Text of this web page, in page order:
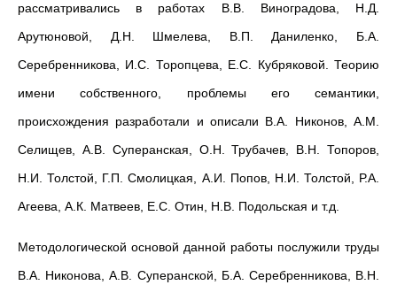
рассматривались в работах В.В. Виноградова, Н.Д.
Арутюновой, Д.Н. Шмелева, В.П. Даниленко, Б.А.
Серебренникова, И.С. Торопцева, Е.С. Кубряковой. Теорию
имени собственного, проблемы его семантики,
происхождения разработали и описали В.А. Никонов, А.М.
Селищев, А.В. Суперанская, О.Н. Трубачев, В.Н. Топоров,
Н.И. Толстой, Г.П. Смолицкая, А.И. Попов, Н.И. Толстой, Р.А.
Агеева, А.К. Матвеев, Е.С. Отин, Н.В. Подольская и т.д.
Методологической основой данной работы послужили труды
В.А. Никонова, А.В. Суперанской, Б.А. Серебренникова, В.Н.